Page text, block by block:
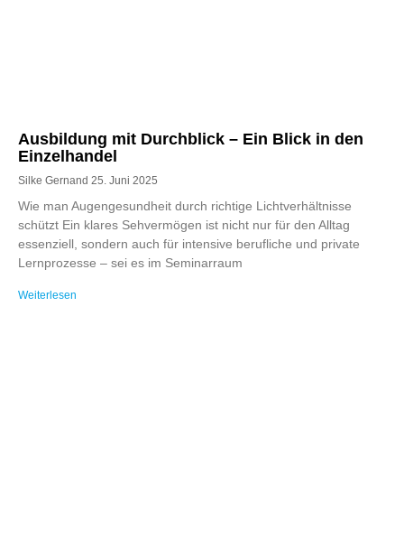
Ausbildung mit Durchblick – Ein Blick in den
Einzelhandel
Silke Gernand 25. Juni 2025
Wie man Augengesundheit durch richtige Lichtverhältnisse
schützt Ein klares Sehvermögen ist nicht nur für den Alltag
essenziell, sondern auch für intensive berufliche und private
Lernprozesse – sei es im Seminarraum
Weiterlesen